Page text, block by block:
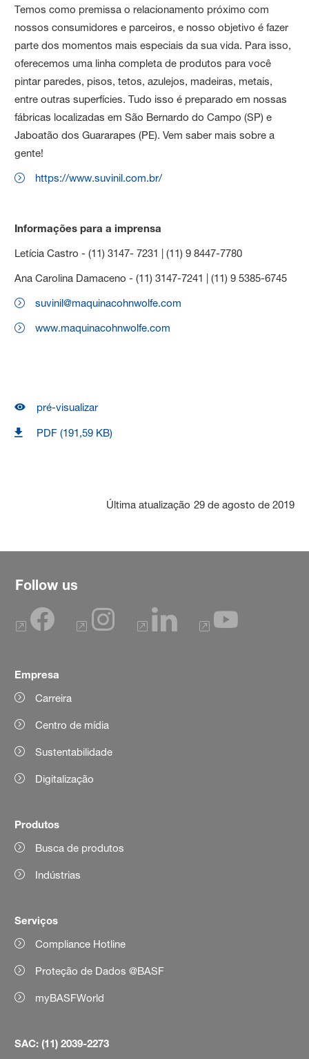
Temos como premissa o relacionamento próximo com
nossos consumidores e parceiros, e nosso objetivo é fazer
parte dos momentos mais especiais da sua vida. Para isso,
oferecemos uma linha completa de produtos para você
pintar paredes, pisos, tetos, azulejos, madeiras, metais,
entre outras superfícies. Tudo isso é preparado em nossas
fábricas localizadas em São Bernardo do Campo (SP) e
Jaboatão dos Guararapes (PE). Vem saber mais sobre a
gente!
https://www.suvinil.com.br/
Informações para a imprensa
Letícia Castro - (11) 3147- 7231 | (11) 9 8447-7780
Ana Carolina Damaceno - (11) 3147-7241 | (11) 9 5385-6745
suvinil@maquinacohnwolfe.com
www.maquinacohnwolfe.com
pré-visualizar
PDF (191,59 KB)
Última atualização 29 de agosto de 2019
Follow us
Empresa
Carreira
Centro de mídia
Sustentabilidade
Digitalização
Produtos
Busca de produtos
Indústrias
Serviços
Compliance Hotline
Proteção de Dados @BASF
myBASFWorld
SAC: (11) 2039-2273